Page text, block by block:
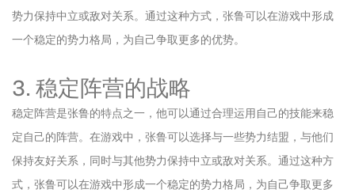
势力保持中立或敌对关系。通过这种方式，张鲁可以在游戏中形成
一个稳定的势力格局，为自己争取更多的优势。
3. 稳定阵营的战略
稳定阵营是张鲁的特点之一，他可以通过合理运用自己的技能来稳
定自己的阵营。在游戏中，张鲁可以选择与一些势力结盟，与他们
保持友好关系，同时与其他势力保持中立或敌对关系。通过这种方
式，张鲁可以在游戏中形成一个稳定的势力格局，为自己争取更多